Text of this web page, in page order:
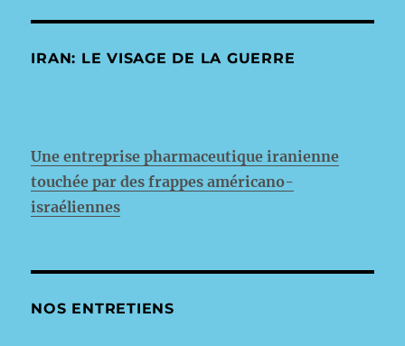
IRAN: LE VISAGE DE LA GUERRE
Une entreprise pharmaceutique iranienne
touchée par des frappes américano-
israéliennes
NOS ENTRETIENS